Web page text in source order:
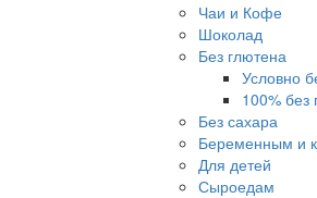
Чаи и Кофе
Шоколад
Без глютена
Условно
100% без
Без сахара
Беременным и
Для детей
Сыроедам